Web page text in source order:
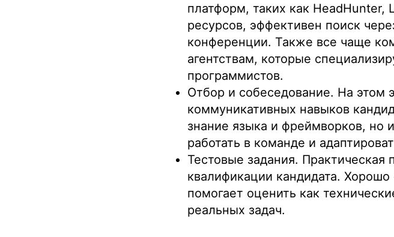
платформ, таких как HeadHunter,
ресурсов, эффективен поиск
конференции. Также все чаще
агентствам, которые
программистов.
Отбор и собеседование. На этом
коммуникативных навыков
знание языка и фреймворков, но
работать в команде и
Тестовые задания. Практическая
квалификации кандидата. Хорошо
помогает оценить как
реальных задач.